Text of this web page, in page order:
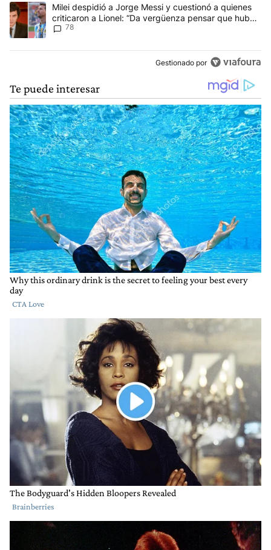
Un artículo de tendencia con el título "Milei despidió a Jorge
Milei despidió a Jorge Messi y cuestionó a quienes
criticaron a Lionel: “Da vergüenza pensar que hubo
anti-Messi”
78
Gestionado por